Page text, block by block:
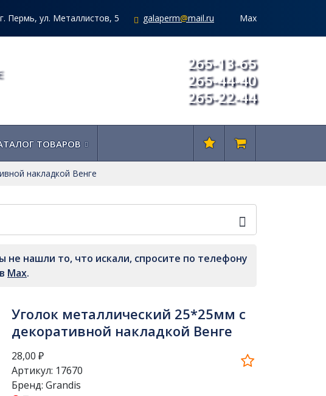
г. Пермь, ул. Металлистов, 5 galaperm@mail.ru Мах
265-13-65
265-44-40
265-22-44
ТОВАРОВ
накладкой Венге
не нашли то, что искали, спросите по телефону
Мах.
Уголок металлический 25*25мм с
декоративной накладкой Венге
28,00 ₽
Артикул: 17670
Бренд: Grandis